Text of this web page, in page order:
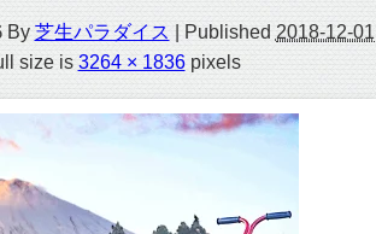
By 芝生パラダイス Published 2018-12-01
size is3264 × 1836pixels